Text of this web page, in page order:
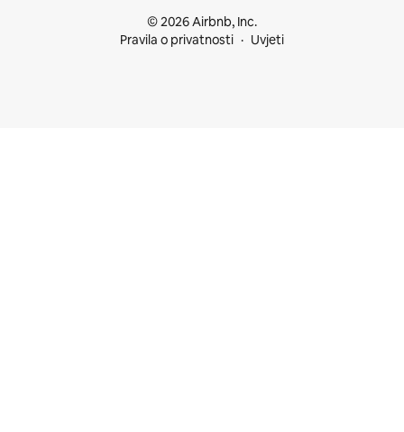
© 2026 Airbnb, Inc.
Pravila o privatnosti
Uvjeti